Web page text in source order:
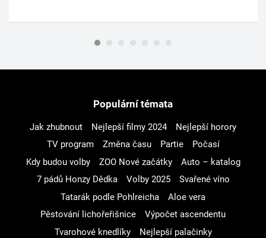
Populární témata
Jak zhubnout Nejlepší filmy 2024
Nejlepší horory
TV program
Změna času Partie
Počasí
Kdy budou volby
ZOO Nové začátky
Auto – katalog
7 pádů Honzy Dědka
Volby 2025
Svařené víno
Tatarák podle Pohlreicha
Aloe vera
Pěstování lichořeřišnice
Výpočet ascendentu
Tvarohové knedlíky
Nejlepší palačinky